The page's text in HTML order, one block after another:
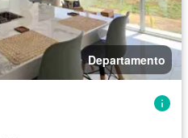
Departamento